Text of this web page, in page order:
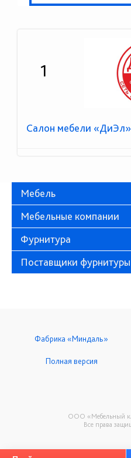
1
Салон мебели «ДиЭл»
Мебель
Мебельные компании
Фурнитура
Поставщики
ООО «Мебельный
Все права
Фабрика «Миндаль»
Полная версия